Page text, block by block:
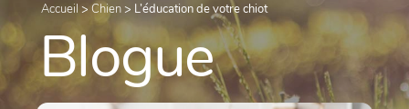
Accueil >Chien > L’éducation de votre chiot
Blogue